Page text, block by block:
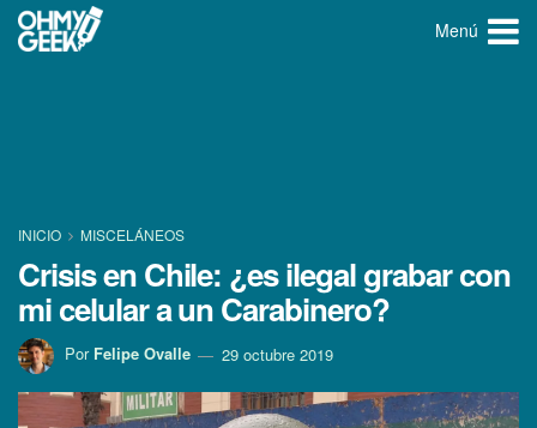
Menú
INICIO MISCELÁNEOS
Crisis en Chile: ¿es ilegal grabar con
mi celular a un Carabinero?
Por Felipe Ovalle 29 octubre 2019